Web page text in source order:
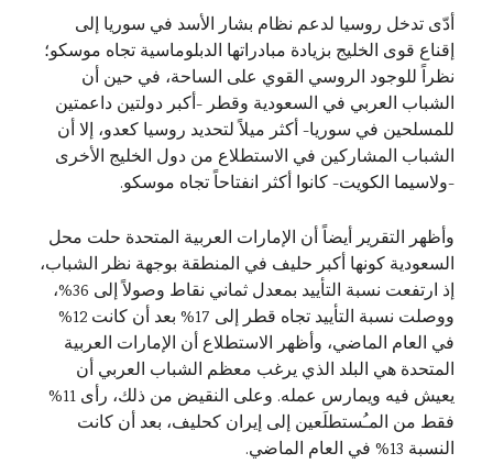
أدّى تدخل روسيا لدعم نظام بشار الأسد في سوريا إلى
إقناع قوى الخليج بزيادة مبادراتها الدبلوماسية تجاه موسكو؛
نظراً للوجود الروسي القوي على الساحة، في حين أن
الشباب العربي في السعودية وقطر -أكبر دولتين داعمتين
للمسلحين في سوريا- أكثر ميلاً لتحديد روسيا كعدو، إلا أن
الشباب المشاركين في الاستطلاع من دول الخليج الأخرى
-ولاسيما الكويت- كانوا أكثر انفتاحاً تجاه موسكو.
وأظهر التقرير أيضاً أن الإمارات العربية المتحدة حلت محل
السعودية كونها أكبر حليف في المنطقة بوجهة نظر الشباب،
إذ ارتفعت نسبة التأييد بمعدل ثماني نقاط وصولاً إلى 36%،
ووصلت نسبة التأييد تجاه قطر إلى 17% بعد أن كانت 12%
في العام الماضي، وأظهر الاستطلاع أن الإمارات العربية
المتحدة هي البلد الذي يرغب معظم الشباب العربي أن
يعيش فيه ويمارس عمله. وعلى النقيض من ذلك، رأى 11%
فقط من المـُستطلَعين إلى إيران كحليف، بعد أن كانت
النسبة 13% في العام الماضي.